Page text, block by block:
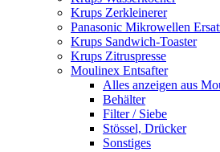
Krups Zerkleinerer
Panasonic Mikrowellen
Krups Sandwich-Toaster
Krups Zitruspresse
Moulinex Entsafter
Alles anzeigen aus
Behälter
Filter / Siebe
Stössel, Drücker
Sonstiges